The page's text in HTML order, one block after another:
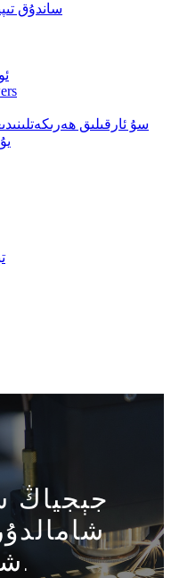
ساندۇق
سۇ ئارقىلىق
جېجياڭ
شىركىتى.